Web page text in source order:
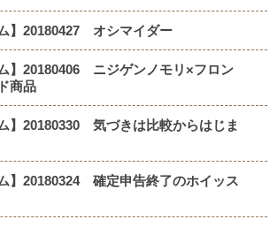
】20180427 オシマイダー
】20180406 ニジゲンノモリ×フロン
商品
】20180330 気づきは比較からはじま
】20180324 確定申告終了のホイッス